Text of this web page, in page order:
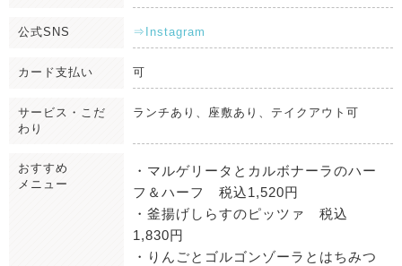
公式SNS ⇒Instagram
カード支払い 可
サービス・こだ
わり
ランチあり、座敷あり、テイクアウト可
おすすめ
メニュー
・マルゲリータとカルボナーラのハー
フ＆ハーフ 税込1,520円
・釜揚げしらすのピッツァ 税込
1,830円
・りんごとゴルゴンゾーラとはちみつ